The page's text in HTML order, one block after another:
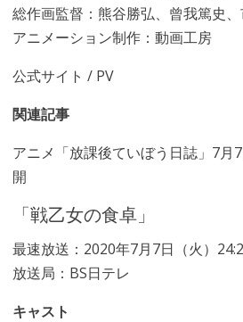
総作画監督：熊谷勝弘、曾我篤史
アニメーション制作：動画工房
公式サイト / PV
関連記事
アニメ「放課後ていぼう日誌」7月
開
「戦乙女の食卓」
最速放送：2020年7月7日（火）
放送局：BS日テレ
キャスト